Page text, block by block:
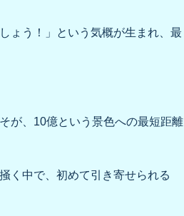
ょう！」という気概が生まれ、最
が、10億という景色への最短距離
く中で、初めて引き寄せられる